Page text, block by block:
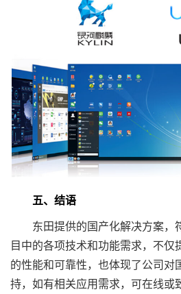
五、结语
东田提供的国产化解决方案，
目中的各项技术和功能需求，不仅
的性能和可靠性，也体现了公司对
持，如有相关应用需求，可在线或